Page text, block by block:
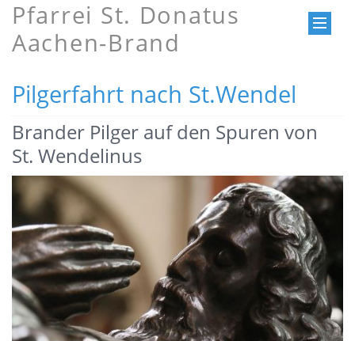
Pfarrei St. Donatus
Aachen-Brand
Pilgerfahrt nach St.Wendel
Brander Pilger auf den Spuren von
St. Wendelinus